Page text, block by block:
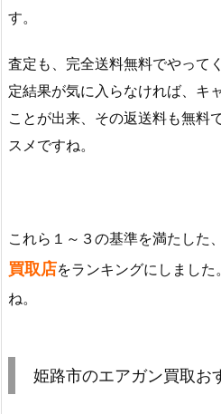
す。
査定も、完全送料無料でやって
定結果が気に入らなければ、キ
ことが出来、その返送料も無料
スメですね。
これら１～３の基準を満たした、
買取店をランキングにしまし
ね。
姫路市のエアガン買取お